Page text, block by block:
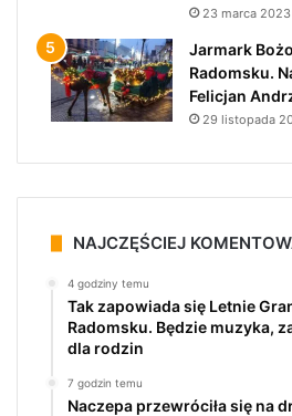
23 marca 2023
Jarmark
Radomsku.
Felicjan
29 listopada
NAJCZĘŚCIEJ
4 godziny temu
Tak zapowiada się Letnie
Radomsku. Będzie muzyka,
dla rodzin
7 godzin temu
Naczepa przewróciła się na